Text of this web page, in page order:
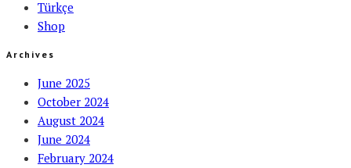
Türkçe
Shop
Archives
June 2025
October 2024
August 2024
June 2024
February 2024